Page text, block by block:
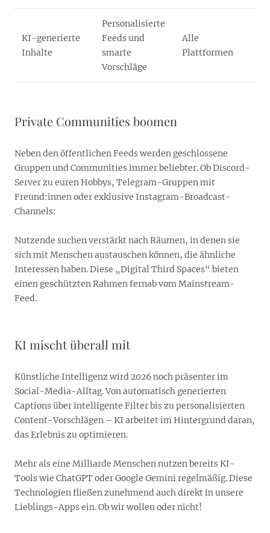
KI-generierte
Inhalte
Personalisierte
Feeds und
smarte
Vorschläge
Alle
Plattformen
Private Communities boomen
Neben den öffentlichen Feeds werden geschlossene
Gruppen und Communities immer beliebter. Ob Discord-
Server zu euren Hobbys, Telegram-Gruppen mit
Freund:innen oder exklusive Instagram-Broadcast-
Channels:
Nutzende suchen verstärkt nach Räumen, in denen sie
sich mit Menschen austauschen können, die ähnliche
Interessen haben. Diese „Digital Third Spaces“ bieten
einen geschützten Rahmen fernab vom Mainstream-
Feed.
KI mischt überall mit
Künstliche Intelligenz wird 2026 noch präsenter im
Social-Media-Alltag. Von automatisch generierten
Captions über intelligente Filter bis zu personalisierten
Content-Vorschlägen – KI arbeitet im Hintergrund daran,
das Erlebnis zu optimieren.
Mehr als eine Milliarde Menschen nutzen bereits KI-
Tools wie ChatGPT oder Google Gemini regelmäßig. Diese
Technologien fließen zunehmend auch direkt in unsere
Lieblings-Apps ein. Ob wir wollen oder nicht!